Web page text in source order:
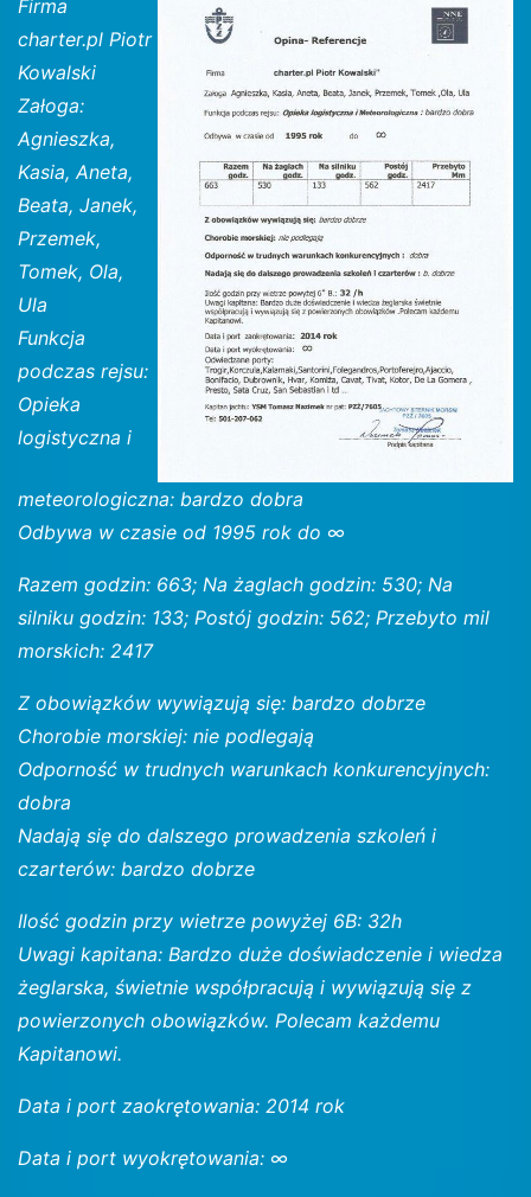
Firma
charter.pl Piotr
Kowalski
Załoga:
Agnieszka,
Kasia, Aneta,
Beata, Janek,
Przemek,
Tomek, Ola,
Ula
Funkcja
podczas rejsu:
Opieka
logistyczna i
meteorologiczna: bardzo dobra
Odbywa w czasie od 1995 rok do ∞
Razem godzin: 663; Na żaglach godzin: 530; Na
silniku godzin: 133; Postój godzin: 562; Przebyto mil
morskich: 2417
Z obowiązków wywiązują się: bardzo dobrze
Chorobie morskiej: nie podlegają
Odporność w trudnych warunkach konkurencyjnych:
dobra
Nadają się do dalszego prowadzenia szkoleń i
czarterów: bardzo dobrze
Ilość godzin przy wietrze powyżej 6B: 32h
Uwagi kapitana: Bardzo duże doświadczenie i wiedza
żeglarska, świetnie współpracują i wywiązują się z
powierzonych obowiązków. Polecam każdemu
Kapitanowi.
Data i port zaokrętowania: 2014 rok
Data i port wyokrętowania: ∞